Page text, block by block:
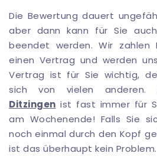
Die Bewertung dauert
aber dann kann für Sie
beendet werden. Wir zahlen
einen Vertrag und werden
Vertrag ist für Sie wichtig,
sich von vielen anderen.
Ditzingen ist fast immer für
am Wochenende! Falls Sie
noch einmal durch den Kopf
ist das überhaupt kein Problem.